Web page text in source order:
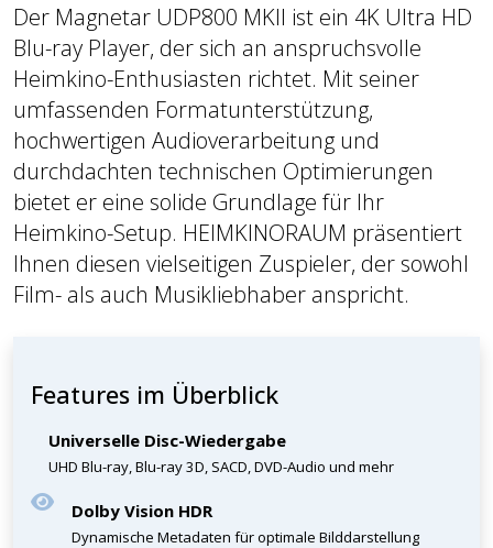
Der Magnetar UDP800 MKII ist ein 4K Ultra HD
Blu-ray Player, der sich an anspruchsvolle
Heimkino-Enthusiasten richtet. Mit seiner
umfassenden Formatunterstützung,
hochwertigen Audioverarbeitung und
durchdachten technischen Optimierungen
bietet er eine solide Grundlage für Ihr
Heimkino-Setup. HEIMKINORAUM präsentiert
Ihnen diesen vielseitigen Zuspieler, der sowohl
Film- als auch Musikliebhaber anspricht.
Features im Überblick
Universelle Disc-Wiedergabe
UHD Blu-ray, Blu-ray 3D, SACD, DVD-Audio und mehr
Dolby Vision HDR
Dynamische Metadaten für optimale Bilddarstellung